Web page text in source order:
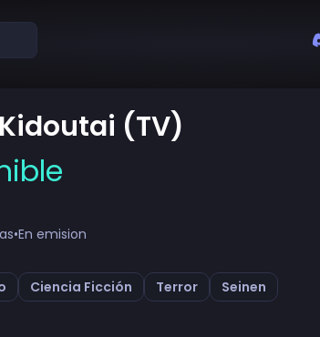
(TV)
•En emision
Ciencia Ficción Terror Seinen